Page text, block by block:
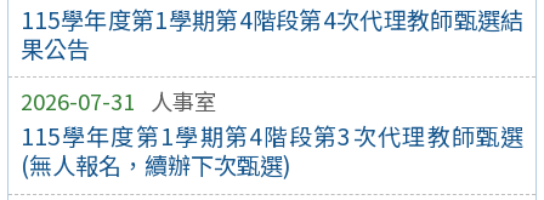
115學年度第1學期第4階段第4次代理教師甄選結
果公告
2026-07-31 人事室
115學年度第1學期第4階段第3次代理教師甄選
(無人報名，續辦下次甄選)